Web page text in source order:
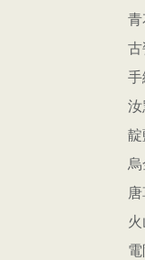
汝